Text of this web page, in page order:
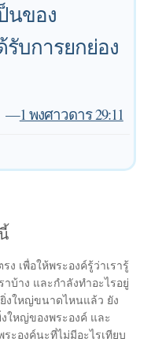
นของ
บการยกย่อง
—1 พงศาวดาร 29:11
ง เพื่อให้พระองค์รู้ว่าเรารู้
าบ้าง และกำลังทำอะไรอยู่
งใหญ่ขนาดไหนแล้ว ยัง
ใหญ่ของพระองค์ และ
ะองค์นะที่ไม่มีอะไรเทียบ